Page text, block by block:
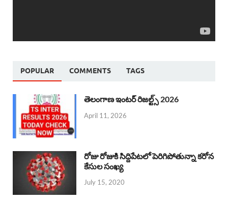
POPULAR COMMENTS TAGS
తెలంగాణ ఇంటర్ రిజల్ట్స్ 2026
April 11, 2026
రోజు రోజుకి సిద్దిపేటలో పెరిగిపోతున్నా కరోన
కేసుల సంఖ్య
July 15, 2020